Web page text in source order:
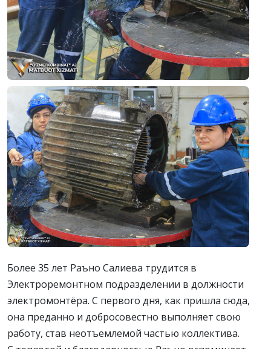
Более 35 лет Раъно Салиева трудится в
Электроремонтном подразделении в должности
электромонтёра. С первого дня, как пришла сюда,
она преданно и добросовестно выполняет свою
работу, став неотъемлемой частью коллектива.